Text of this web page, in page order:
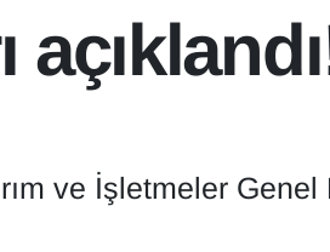
ve İşletmeler